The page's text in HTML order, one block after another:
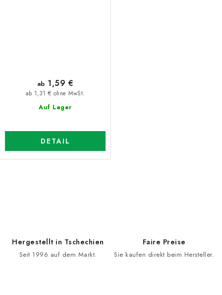
Auf Lager
ab 1,31 € ohne MwSt.
ab 1,59 €
DETAIL
Hergestellt in Tschechien
Seit 1996 auf dem Markt.
Faire Preise
Sie kaufen direkt beim Hersteller.